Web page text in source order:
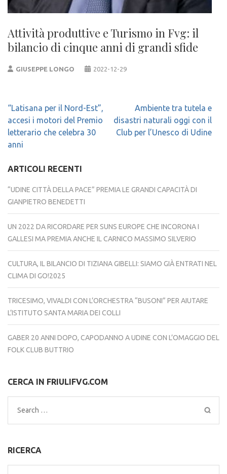
Attività produttive e Turismo in Fvg: il
bilancio di cinque anni di grandi sfide
GIUSEPPE LONGO 2022-12-29
Navigazione
articoli
“Latisana per il Nord-Est”,
accesi i motori del Premio
letterario che celebra 30
anni
Ambiente tra tutela e
disastri naturali oggi con il
Club per l’Unesco di Udine
ARTICOLI RECENTI
“UDINE CITTÀ DELLA PACE” PREMIA LE GRANDI CAPACITÀ DI
GIANPIETRO BENEDETTI
UN 2022 DA RICORDARE PER SUNS EUROPE CHE INCORONA I
GALLESI MA PREMIA ANCHE IL CARNICO MASSIMO SILVERIO
CULTURA, IL BILANCIO DI TIZIANA GIBELLI: SIAMO GIÀ ENTRATI NEL
CLIMA DI GO!2025
TRICESIMO, VIVALDI CON L’ORCHESTRA “BUSONI” PER AIUTARE
L’ISTITUTO SANTA MARIA DEI COLLI
GABER 20 ANNI DOPO, CAPODANNO A UDINE CON L’OMAGGIO DEL
FOLK CLUB BUTTRIO
CERCA IN FRIULIFVG.COM
Search
for:
RICERCA